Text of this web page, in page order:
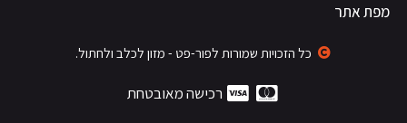
מפת אתר
כל הזכויות שמורות לפור-פט - מזון לכלב ולחתול.
רכישה מאובטחת